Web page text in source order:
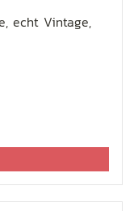
echt Vintage,